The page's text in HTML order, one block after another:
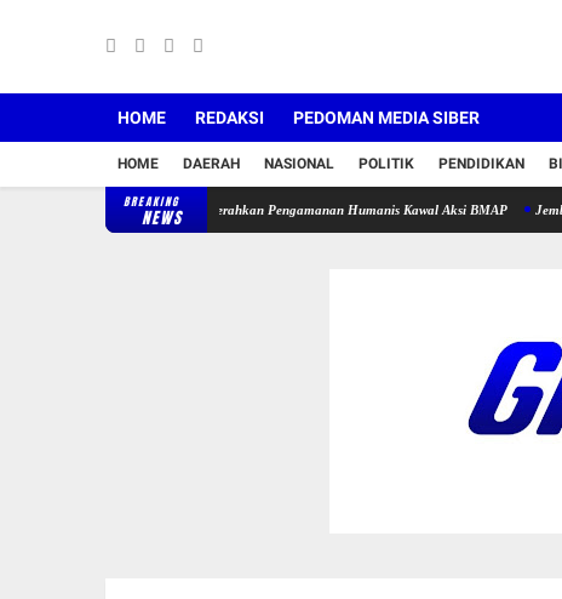
HOME REDAKSI PEDOMAN MEDIA SIBER
HOME DAERAH NASIONAL POLITIK PENDIDIKAN
BREAKING
NEWS
Lebak, Polres Lebak Kerahkan Pengamanan Humanis Kawal Aksi BMAP Jembatan